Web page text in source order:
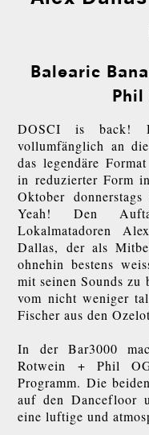
Balearic
Phil
DOSCI is back!
vollumfänglich an
das legendäre
in reduzierter Form
Oktober
Yeah! Den
Lokalmatadoren
Dallas, der als
ohnehin bestens
mit seinen Sounds zu
vom nicht weniger
Fischer aus den
In der Bar3000
Rotwein + Phil
Programm. Die
auf den Dancefloor
eine luftige und